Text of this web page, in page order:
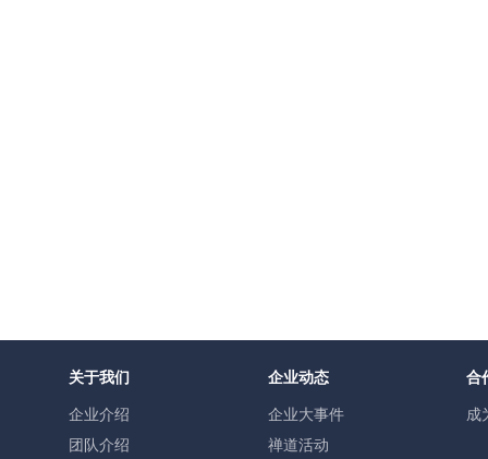
关于我们
企业介绍
团队介绍
企业动态
企业大事件
禅道活动
合
成